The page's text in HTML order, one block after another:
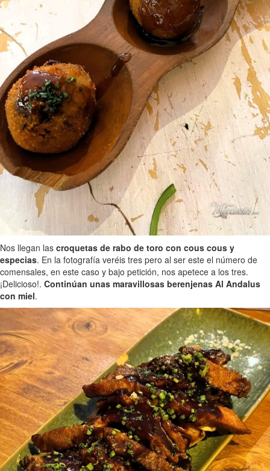
Nos llegan las croquetas de rabo de toro con cous cous y
especias. En la fotografía veréis tres pero al ser este el número de
comensales, en este caso y bajo petición, nos apetece a los tres.
¡Delicioso!. Continúan unas maravillosas berenjenas Al Andalus
con miel.